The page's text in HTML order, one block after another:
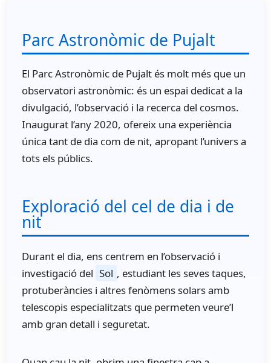
Parc Astronòmic de Pujalt
El Parc Astronòmic de Pujalt és molt més que un
observatori astronòmic: és un espai dedicat a la
divulgació, l’observació i la recerca del cosmos.
Inaugurat l’any 2020, ofereix una experiència
única tant de dia com de nit, apropant l’univers a
tots els públics.
Exploració del cel de dia i de
nit
Durant el dia, ens centrem en l’observació i
investigació del Sol , estudiant les seves taques,
protuberàncies i altres fenòmens solars amb
telescopis especialitzats que permeten veure’l
amb gran detall i seguretat.